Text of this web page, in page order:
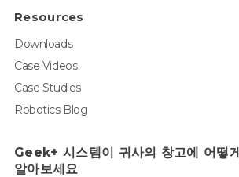
Resources
Downloads
Case Videos
Case Studies
Robotics Blog
Geek+ 시스템이 귀사의 창고에 어떻
알아보세요